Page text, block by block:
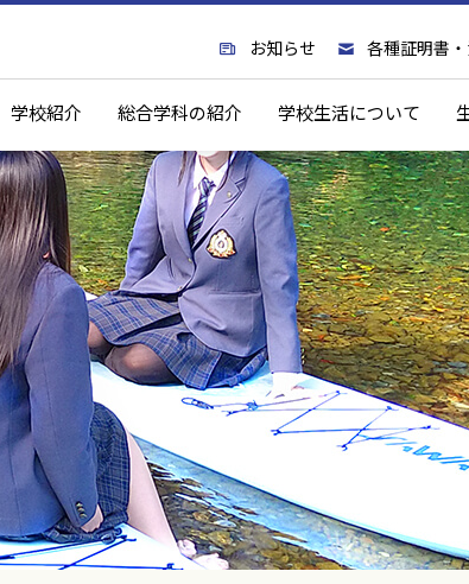
お知らせ 各種証明書
学校紹介 総合学科の紹介 学校生活について